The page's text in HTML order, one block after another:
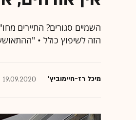
השמיים סגורים? התיירים
הזה לשיפוץ כולל •
מיכל רז-חיימוביץ' 19.09.2020